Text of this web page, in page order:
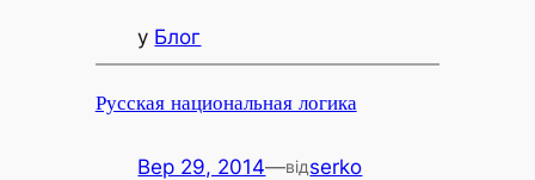
у Блог
Русская национальная логика
Вер 29, 2014—відserko